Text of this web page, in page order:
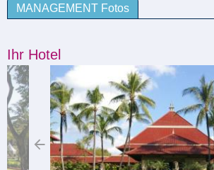
MANAGEMENT Fotos
Ihr Hotel